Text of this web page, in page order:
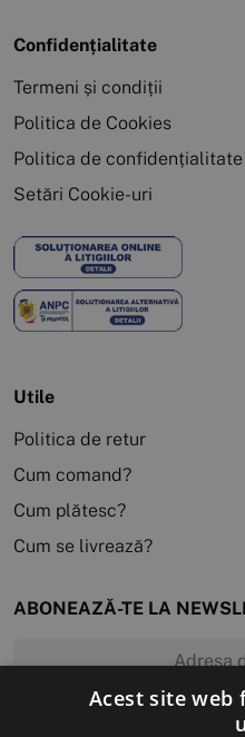
Confidențialitate
Termeni și condiții
Politica de Cookies
Politica de confidențialitate
Setări Cookie-uri
Utile
Politica de retur
Cum comand?
Cum plătesc?
Cum se livrează?
ABONEAZĂ-TE LA
MĂ
Acest site web